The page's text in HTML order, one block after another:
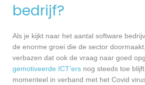
bedrijf?
Als je kijkt naar het aantal software
de enorme groei die de sector
verbazen dat ook de vraag naar goed
gemotiveerde ICT’ers nog steeds toe
momenteel in verband met het Covid